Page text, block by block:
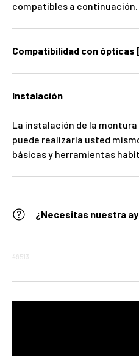
compatibles a continuación.
Compatibilidad con
Instalación
La instalación de la
puede realizarla usted
básicas y herramientas
¿Necesitas nuestra
49513